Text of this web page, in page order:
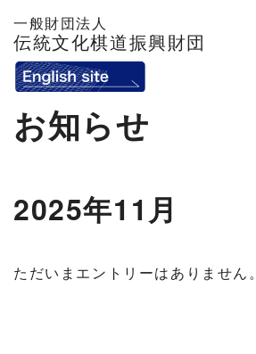
一般財団法人
伝統文化棋道振興財団
お知らせ
2025年11月
ただいまエントリーはありません。